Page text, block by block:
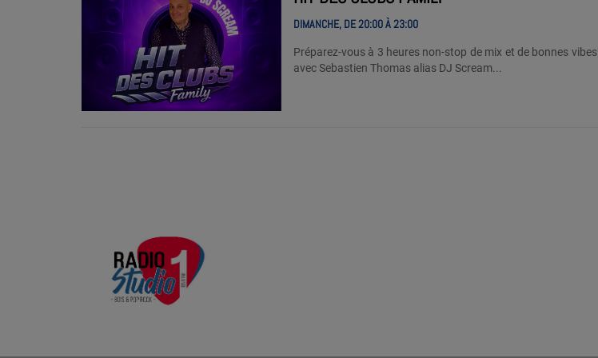
DIMANCHE, DE 20:00 À 23:00
Préparez-vous à 3 heures non-stop de mix et de bonnes vibes Montez le son
avec Sebastien Thomas alias DJ Scream...